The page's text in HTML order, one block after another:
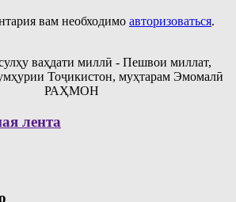
вам необходимо авторизоваться.
ваҳдати миллӣ - Пешвои миллат,
Тоҷикистон, муҳтарам Эмомалӣ
РАҲМОН
лента